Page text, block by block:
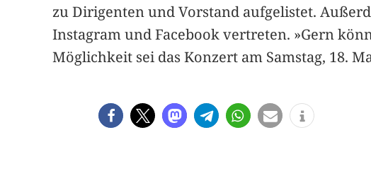
zu Dirigenten und Vorstand aufgelistet.
Instagram und Facebook vertreten. »Gern
Möglichkeit sei das Konzert am Samstag, 18.